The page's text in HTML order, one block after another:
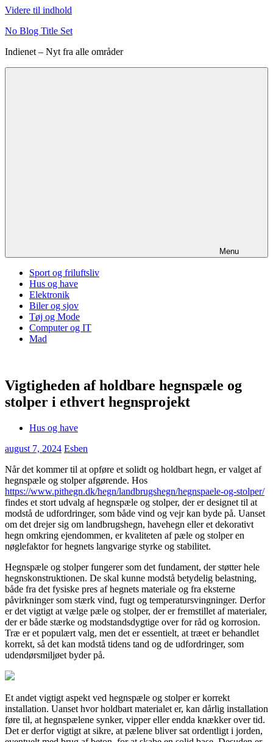
Videre til indhold
No Blog Title Set
Indienet – Nyt fra alle områder
Menu
Sport og friluftsliv
Hus og have
Elektronik
Biler og sjov
Tøj og Mode
Computer og IT
Mad
Vigtigheden af holdbare hegnspæle og
stolper i ethvert hegnsprojekt
Hus og have
august 7, 2024 Esben
Når det kommer til at opføre et solidt og holdbart hegn, er valget af
hegnspæle og stolper afgørende. Hos
https://www.pithegn.dk/hegn/landbrugshegn/hegnspaele-og-stolper/
findes et stort udvalg af hegnspæle og stolper, der er designet til at
modstå de udfordringer, som både vind og vejr kan byde på. Uanset
om det drejer sig om landbrugshegn, havehegn eller et dekorativt
hegn omkring ejendommen, er kvaliteten af pæle og stolper en
nøglefaktor for hegnets langvarige styrke og stabilitet.
Hegnspæle og stolper fungerer som det fundament, der støtter hele
hegnskonstruktionen. De skal kunne modstå betydelig belastning,
både fra det fysiske pres af hegnets materiale og fra eksterne
påvirkninger som stærk vind, fugt og temperatursvingninger. Derfor
er det vigtigt at vælge pæle og stolper, der er fremstillet af materialer,
der er både stærke og modstandsdygtige over for råd og korrosion.
Træ er et populært valg, men det er essentielt, at træet er behandlet
korrekt, så det kan modstå tidens tand og de udfordringer, som
udendørsmiljøet byder på.
Et andet vigtigt aspekt ved hegnspæle og stolper er korrekt
installation. Uanset hvor holdbart materialet er, kan dårlig installation
føre til, at hegnspælene synker, vipper eller endda knækker over tid.
Det er derfor vigtigt at sikre, at pælene bliver sat ordentligt i jorden,